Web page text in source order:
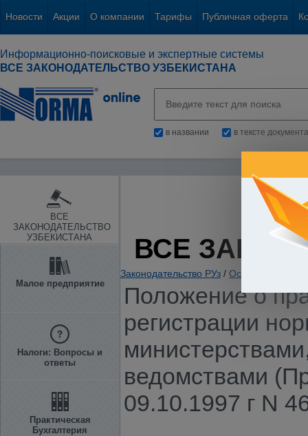
Новости Акции О компании Тарифы Публичная оферта
Информационно-поисковые и экспертные системы
ВСЕ ЗАКОНОДАТЕЛЬСТВО УЗБЕКИСТАНА
в названии в тексте документа
ВСЕ
ЗАКОНОДАТЕЛЬСТВО
УЗБЕКИСТАНА
Малое предприятие
Налоги: Вопросы и
ответы
Практическая
Бухгалтерия
ВСЕ
Законодательство РУз / Основы
Положение о
регистрации
ведомствами
09.10.1997 г N